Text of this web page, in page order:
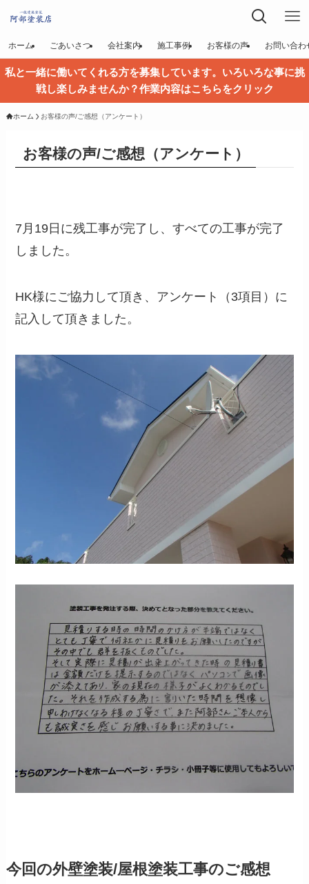
ホーム ごあいさつ 会社案内 施工事例 お客様の声 お問い合わ
私と一緒に働いてくれる方を募集しています。いろいろな事に挑
戦し楽しみませんか？作業内容はこちらをクリック
ホーム お客様の声/ご感想（アンケート）
お客様の声/ご感想（アンケート）
7月19日に残工事が完了し、すべての工事が完了
しました。
HK様にご協力して頂き、アンケート（3項目）に
記入して頂きました。
今回の外壁塗装/屋根塗装工事のご感想